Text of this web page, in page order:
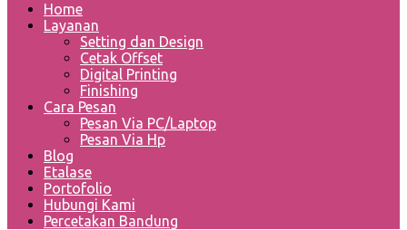
Home
Layanan
Setting dan Design
Cetak Offset
Digital Printing
Finishing
Cara Pesan
Pesan Via PC/Laptop
Pesan Via Hp
Blog
Etalase
Portofolio
Hubungi Kami
Percetakan Bandung